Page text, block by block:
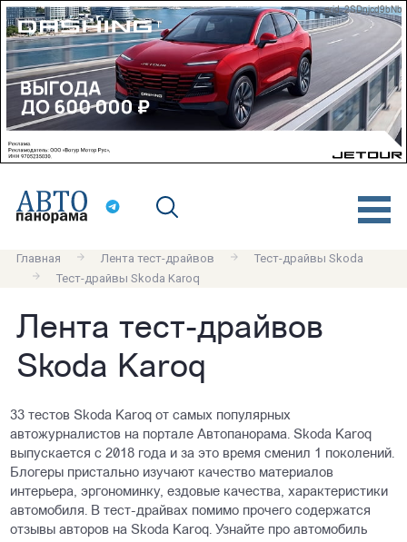
erid: 2SDnjcd9bNb
Главная Лента тест-драйвов
Тест-драйвы Skoda
Тест-драйвы Skoda Karoq
Лента тест-драйвов
Skoda Karoq
33 тестов Skoda Karoq от самых популярных
автожурналистов на портале Автопанорама. Skoda Karoq
выпускается с 2018 года и за это время сменил 1 поколений.
Блогеры пристально изучают качество материалов
интерьера, эргономинку, ездовые качества, характеристики
автомобиля. В тест-драйвах помимо прочего содержатся
отзывы авторов на Skoda Karoq. Узнайте про автомобиль